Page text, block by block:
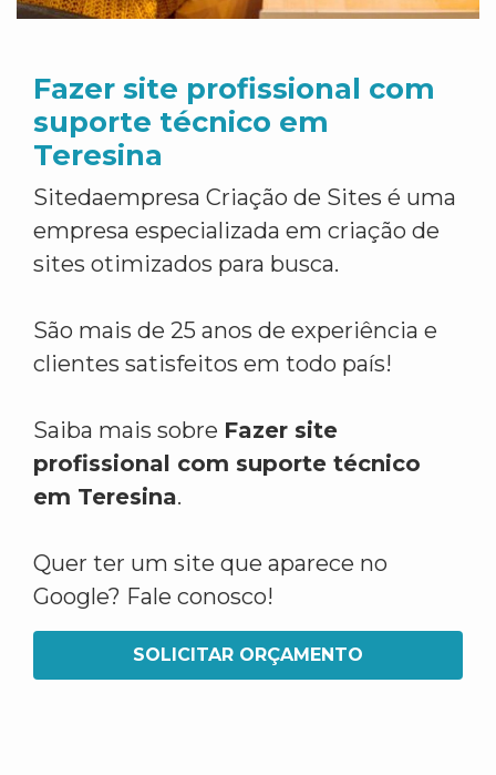
Fazer site profissional com
suporte técnico em
Teresina
Sitedaempresa Criação de Sites é uma
empresa especializada em criação de
sites otimizados para busca.
São mais de 25 anos de experiência e
clientes satisfeitos em todo país!
Saiba mais sobre Fazer site
profissional com suporte técnico
em Teresina.
Quer ter um site que aparece no
Google? Fale conosco!
SOLICITAR ORÇAMENTO